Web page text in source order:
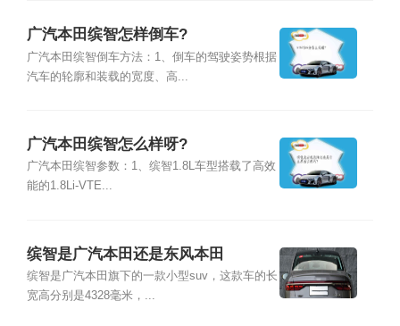
广汽本田缤智怎样倒车?
广汽本田缤智倒车方法：1、倒车的驾驶姿势根据
汽车的轮廓和装载的宽度、高...
广汽本田缤智怎么样呀?
广汽本田缤智参数：1、缤智1.8L车型搭载了高效
能的1.8Li-VTE...
缤智是广汽本田还是东风本田
缤智是广汽本田旗下的一款小型suv，这款车的长
宽高分别是4328毫米，...